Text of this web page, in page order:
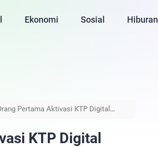
Ekonomi Sosial Hiburan
Pertama Aktivasi KTP Digital
KTP Digital